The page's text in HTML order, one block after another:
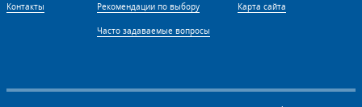
Контакты Рекомендации по выбору
Часто задаваемые вопросы
Карта сайта